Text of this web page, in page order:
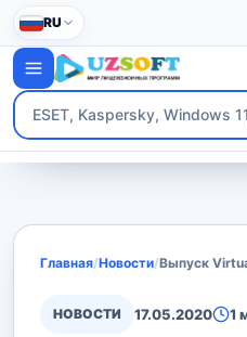
RU
Главная/Новости/Выпуск
НОВОСТИ 17.05.2020 1